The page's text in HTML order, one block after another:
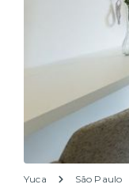
Yuca São Paulo